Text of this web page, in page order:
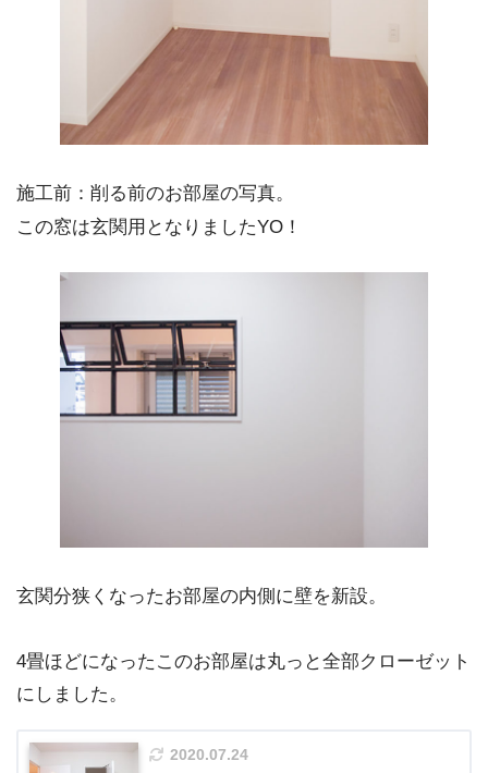
施工前：削る前のお部屋の写真。
この窓は玄関用となりましたYO！
玄関分狭くなったお部屋の内側に壁を新設。
4畳ほどになったこのお部屋は丸っと全部クローゼット
にしました。
2020.07.24